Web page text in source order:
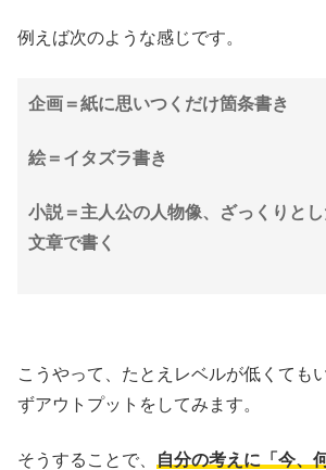
例えば次のような感じです。
企画＝紙に思いつくだけ箇条書き
絵＝イタズラ書き
小説＝主人公の人物像、ざっくりと
文章で書く
こうやって、たとえレベルが低くても
ずアウトプットをしてみます。
そうすることで、
自分の考えに「今、